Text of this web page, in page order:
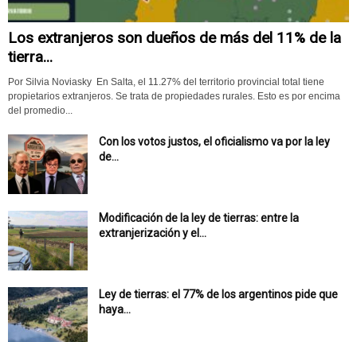
Los extranjeros son dueños de más del 11% de la
tierra...
Por Silvia Noviasky En Salta, el 11.27% del territorio provincial total tiene
propietarios extranjeros. Se trata de propiedades rurales. Esto es por encima
del promedio...
Con los votos justos, el oficialismo va por la ley
de...
Modificación de la ley de tierras: entre la
extranjerización y el...
Ley de tierras: el 77% de los argentinos pide que
haya...